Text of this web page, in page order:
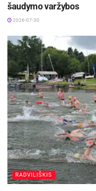
šaudymo varžybos
2026-07-30
RADVILIŠKIS